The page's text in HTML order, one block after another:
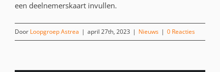
een deelnemerskaart invullen.
Door Loopgroep Astrea | april 27th, 2023 | Nieuws | 0 Reacties